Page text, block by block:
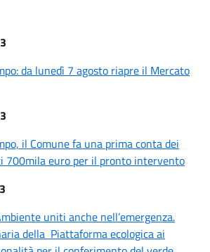
da lunedì 7 agosto riapre il Mercato
il Comune fa una prima conta dei
700mila euro per il pronto intervento
uniti anche nell’emergenza.
della Piattaforma ecologica ai